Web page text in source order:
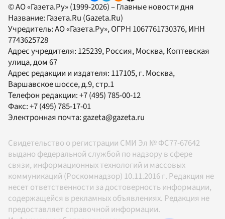
© АО «Газета.Ру» (1999-2026) – Главные новости дня
Название: Газета.Ru (Gazeta.Ru)
Учредитель:АО «Газета.Ру», ОГРН 1067761730376, ИНН
7743625728
Адрес учредителя: 125239, Россия, Москва, Коптевская
улица, дом 67
Адрес редакции и издателя: 117105, г. Москва,
Варшавское шоссе, д.9, стр.1
Телефон редакции:+7 (495) 785-00-12
Факс:+7 (495) 785-17-01
Электронная почта:gazeta@gazeta.ru
Свидетельство о регистрации СМИ Эл № ФС77-67642
выдано федеральной службой по надзору в сфере
связи, информационных технологий и массовых
коммуникаций (Роскомнадзор) 10.11.2016 г. Редакция не
несет ответственности за достоверность информации,
содержащейся в рекламных объявлениях. Редакция не
предоставляет справочной информации.